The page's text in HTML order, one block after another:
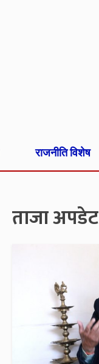
राजनीति विशेष
ताजा अपडेट